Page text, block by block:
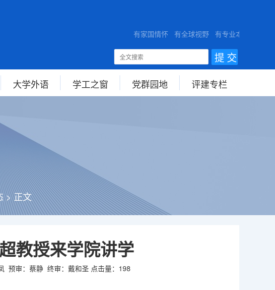
UNIVERSITY
有家国情怀 有全球视野 有专业本领
大学外语 学工之窗 党群园地 评建专栏
>正文
教授来学院讲学
预审：蔡静 终审：戴和圣 点击量： 198